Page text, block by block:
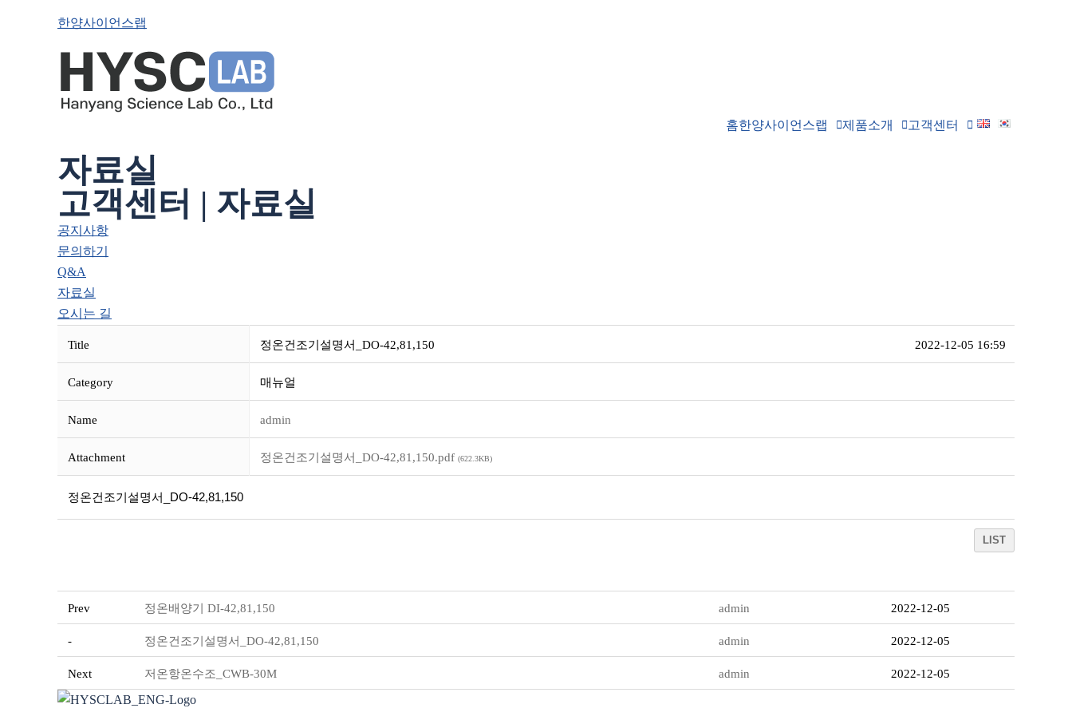
한양사이언스랩
홈한양사이언스랩 제품소개 고객센터
자료실
고객센터 | 자료실
공지사항
문의하기
Q&A
자료실
오시는 길
Title 정온건조기설명서_DO-42,81,150 2022-12-05 16:59
Category 매뉴얼
Name admin
Attachment 정온건조기설명서_DO-42,81,150.pdf (622.3KB)
정온건조기설명서_DO-42,81,150
LIST
Prev 정온배양기 DI-42,81,150 admin 2022-12-05
- 정온건조기설명서_DO-42,81,150 admin 2022-12-05
Next 저온항온수조_CWB-30M admin 2022-12-05